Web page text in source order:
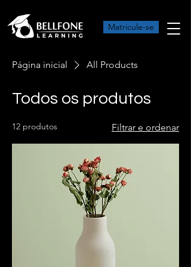
Matricule-se
Página inicial All Products
Todos os produtos
12 produtos Filtrar e ordenar